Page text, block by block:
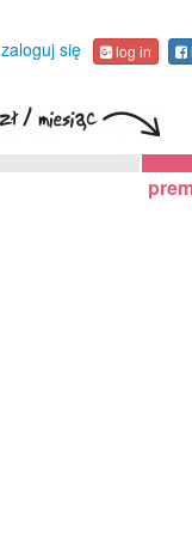
zaloguj się log in